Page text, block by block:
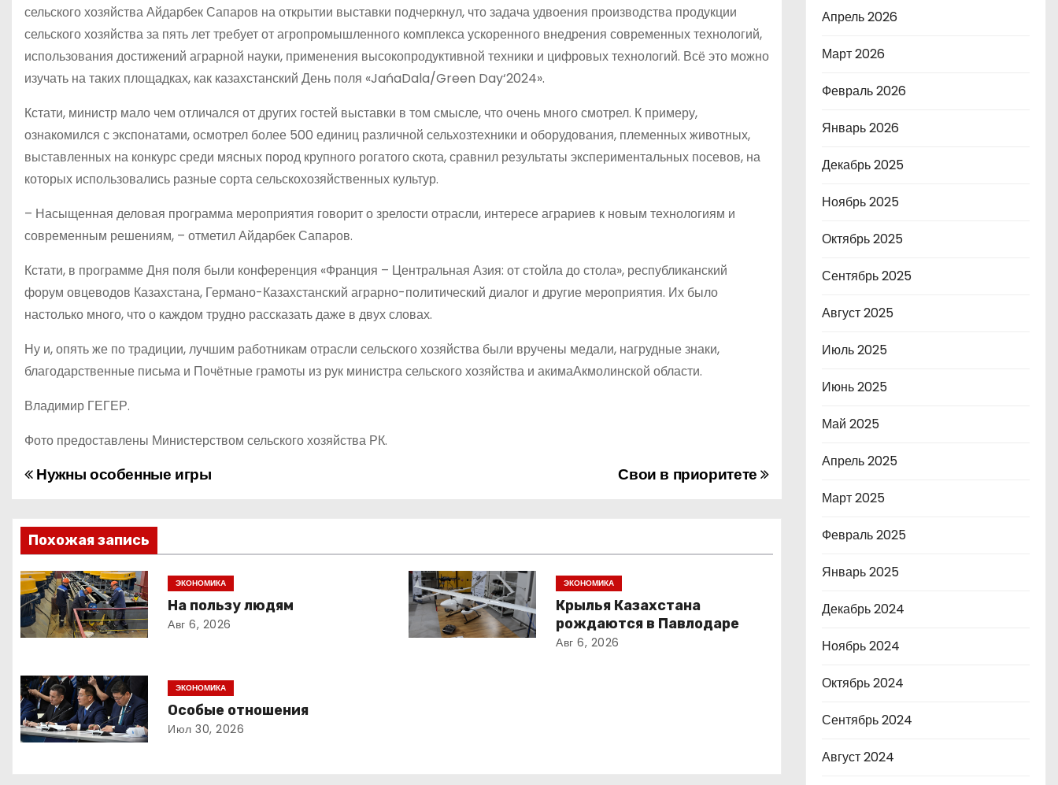
сельского хозяйства Айдарбек Сапаров на открытии выставки подчеркнул, что задача удвоения производства продукции
сельского хозяйства за пять лет требует от агропромышленного комплекса ускоренного внедрения современных технологий,
использования достижений аграрной науки, применения высокопродуктивной техники и цифровых технологий. Всё это можно
изучать на таких площадках, как казахстанский День поля «JańaDala/Green Day‘2024».
Кстати, министр мало чем отличался от других гостей выставки в том смысле, что очень много смотрел. К примеру,
ознакомился с экспонатами, осмотрел более 500 единиц различной сельхозтехники и оборудования, племенных животных,
выставленных на конкурс среди мясных пород крупного рогатого скота, сравнил результаты экспериментальных посевов, на
которых использовались разные сорта сельскохозяйственных культур.
– Насыщенная деловая программа мероприятия говорит о зрелости отрасли, интересе аграриев к новым технологиям и
современным решениям, – отметил Айдарбек Сапаров.
Кстати, в программе Дня поля были конференция «Франция – Центральная Азия: от стойла до стола», республиканский
форум овцеводов Казахстана, Германо-Казахстанский аграрно-политический диалог и другие мероприятия. Их было
настолько много, что о каждом трудно рассказать даже в двух словах.
Ну и, опять же по традиции, лучшим работникам отрасли сельского хозяйства были вручены медали, нагрудные знаки,
благодарственные письма и Почётные грамоты из рук министра сельского хозяйства и акимаАкмолинской области.
Владимир ГЕГЕР.
Фото предоставлены Министерством сельского хозяйства РК.
Н
в
и
г
а
ц
и
я
Свои в приоритете
Нужны особенные игры
Похожая запись
ЭКОНОМИКА
На пользу людям
Авг 6, 2026
ЭКОНОМИКА
Крылья Казахстана
рождаются в Павлодаре
Авг 6, 2026
ЭКОНОМИКА
Особые отношения
Июл 30, 2026
Апрель 2026
Март 2026
Февраль 2026
Январь 2026
Декабрь 2025
Ноябрь 2025
Октябрь 2025
Сентябрь 2025
Август 2025
Июль 2025
Июнь 2025
Май 2025
Апрель 2025
Март 2025
Февраль 2025
Январь 2025
Декабрь 2024
Ноябрь 2024
Октябрь 2024
Сентябрь 2024
Август 2024